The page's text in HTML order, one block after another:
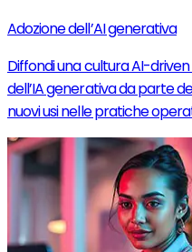
Adozione dell’AI generativa
Diffondi una cultura AI-
dell’IA generativa da parte
nuovi usi nelle pratiche